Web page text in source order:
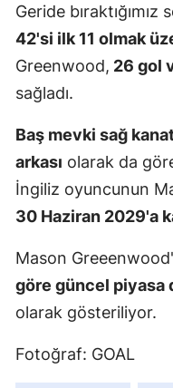
Geride
42'si ilk 11 olmak
Greenwood, 26 gol
sağladı.
Baş mevki sağ
arkası olarak da
İngiliz oyuncunun
30 Haziran 2029'a
Mason
göre güncel piyasa
olarak gösteriliyor.
Fotoğraf: GOAL